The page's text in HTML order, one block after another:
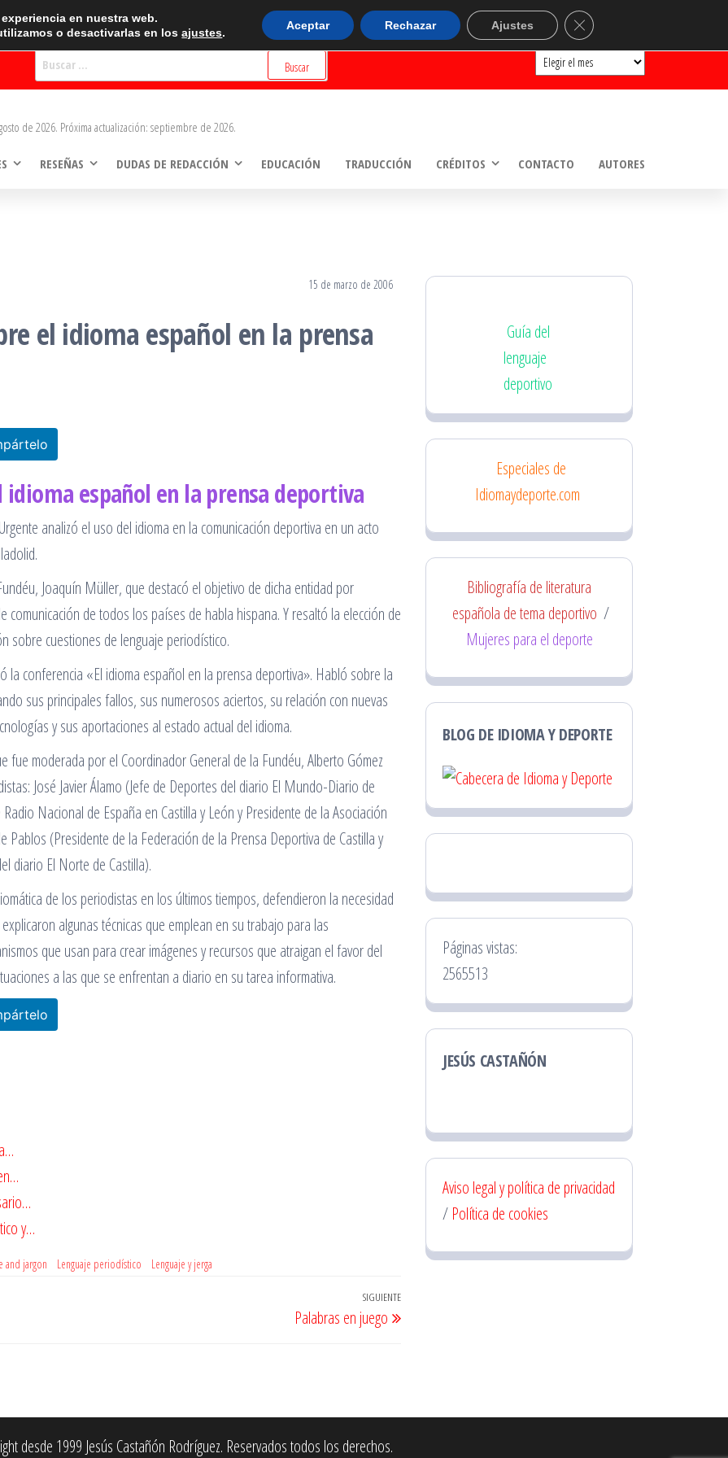
BUSCADOR ARCHIVOS
Archivos
de 2026. Próxima actualización: septiembre de 2026.
RESEÑAS DUDAS DE REDACCIÓN EDUCACIÓN TRADUCCIÓN CRÉDITOS CONTACTO AUTORES
15 de marzo de 2006
el idioma español en la prensa
idioma español en la prensa deportiva
analizó el uso del idioma en la comunicación deportiva en un acto
Joaquín Müller, que destacó el objetivo de dicha entidad por
de todos los países de habla hispana. Y resaltó la elección de
sobre cuestiones de lenguaje periodístico.
la conferencia «El idioma español en la prensa deportiva». Habló sobre la
sus principales fallos, sus numerosos aciertos, su relación con nuevas
y sus aportaciones al estado actual del idioma.
moderada por el Coordinador General de la Fundéu, Alberto Gómez
José Javier Álamo (Jefe de Deportes del diario El Mundo-Diario de
Nacional de España en Castilla y León y Presidente de la Asociación
(Presidente de la Federación de la Prensa Deportiva de Castilla y
diario El Norte de Castilla).
de los periodistas en los últimos tiempos, defendieron la necesidad
algunas técnicas que emplean en su trabajo para las
que usan para crear imágenes y recursos que atraigan el favor del
a las que se enfrentan a diario en su tarea informativa.
y…
and jargon Lenguaje periodístico Lenguaje y jerga
Entrada
siguiente
SIGUIENTE
Palabras en juego
Guía del
lenguaje
deportivo
Especiales de
Idiomaydeporte.com
Bibliografía de literatura
española de tema deportivo /
Mujeres para el deporte
BLOG DE IDIOMA Y DEPORTE
Páginas vistas:
2565513
JESÚS CASTAÑÓN
Aviso legal y política de privacidad
/ Política de cookies
desde 1999 Jesús Castañón Rodríguez. Reservados todos los derechos.
en nuestra web.
o desactivarlas en losajustes.
Aceptar Rechazar Ajustes Cerrar el banner de cookies